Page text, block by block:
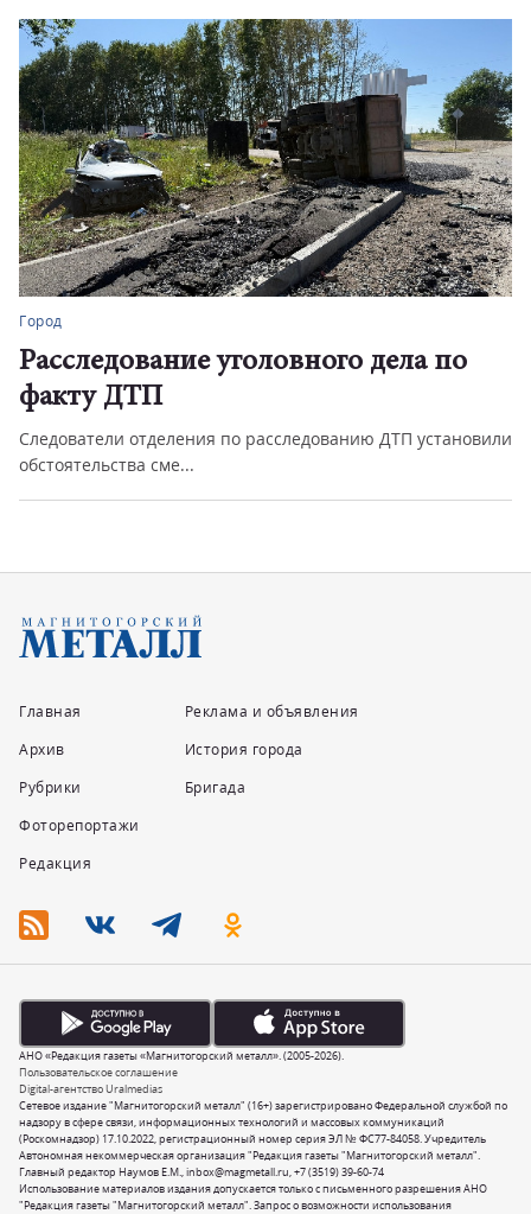
Город
Расследование уголовного дела по
факту ДТП
Следователи отделения по расследованию ДТП установили
обстоятельства сме...
Главная
Архив
Рубрики
Фоторепортажи
Редакция
Реклама и объявления
История города
Бригада
Сетевое издание "Магнитогорский металл" (16+) зарегистрировано Федеральной службой по
надзору в сфере связи, информационных технологий и массовых коммуникаций
(Роскомнадзор) 17.10.2022, регистрационный номер серия ЭЛ № ФС77-84058. Учредитель
Автономная некоммерческая организация "Редакция газеты "Магнитогорский металл".
Главный редактор Наумов Е.М.,inbox@magmetall.ru,+7 (3519) 39-60-74
Использование материалов издания допускается только с письменного разрешения АНО
"Редакция газеты "Магнитогорский металл". Запрос о возможности использования
Пользовательское соглашение
Digital-агентство Uralmedias
АНО «Редакция газеты «Магнитогорский металл». (2005-2026).